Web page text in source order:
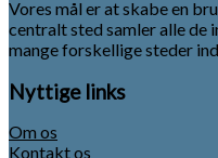
Vores mål er at skabe en
centralt sted samler alle de
mange forskellige steder
Nyttige links
Om os
Kontakt os